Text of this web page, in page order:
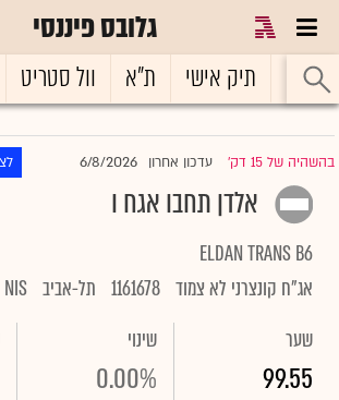
גלובס פיננסי
ראשי תיק אישי ת"א וול סטריט
בהשהיה של 15 דק' |עדכון אחרון 6/8/2026
אלדן תחבו אגח ו
ELDAN TRANS B6
אג"ח קונצרני לא צמוד 1161678 תל-אביב NIS
שער
99.55
שינוי
0.00%